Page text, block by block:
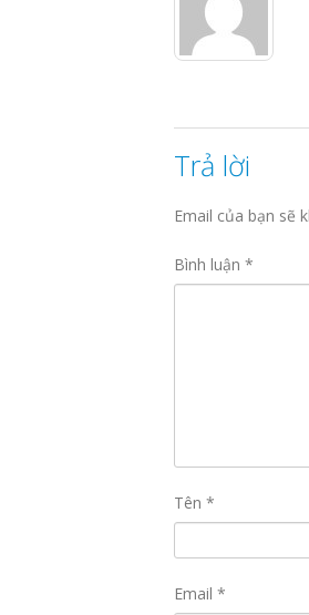
Trả lời
Email của bạn sẽ
Bình luận *
Tên *
Email *